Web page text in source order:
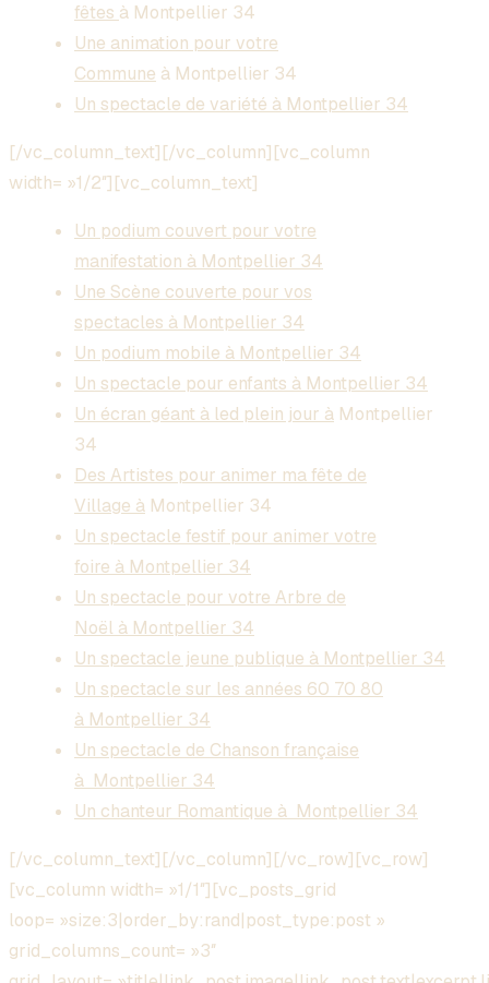
fêtes à Montpellier 34
Une animation pour votre
Commune à Montpellier 34
Un spectacle de variété à Montpellier 34
[/vc_column_text][/vc_column][vc_column
width= »1/2″][vc_column_text]
Un podium couvert pour votre
manifestation à Montpellier 34
Une Scène couverte pour vos
spectacles à Montpellier 34
Un podium mobile à Montpellier 34
Un spectacle pour enfants à Montpellier 34
Un écran géant à led plein jour à Montpellier
34
Des Artistes pour animer ma fête de
Village à Montpellier 34
Un spectacle festif pour animer votre
foire à Montpellier 34
Un spectacle pour votre Arbre de
Noël à Montpellier 34
Un spectacle jeune publique à Montpellier 34
Un spectacle sur les années 60 70 80
à Montpellier 34
Un spectacle de Chanson française
à Montpellier 34
Un chanteur Romantique à Montpellier 34
[/vc_column_text][/vc_column][/vc_row][vc_row]
[vc_column width= »1/1″][vc_posts_grid
loop= »size:3|order_by:rand|post_type:post »
grid_columns_count= »3″